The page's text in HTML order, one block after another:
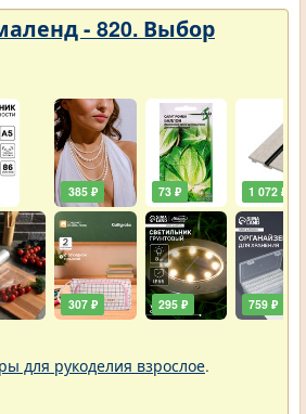
- 820. Выбор
385 ₽
307 ₽
73 ₽
295 ₽
1 072 ₽
759 ₽
для рукоделия взрослое.